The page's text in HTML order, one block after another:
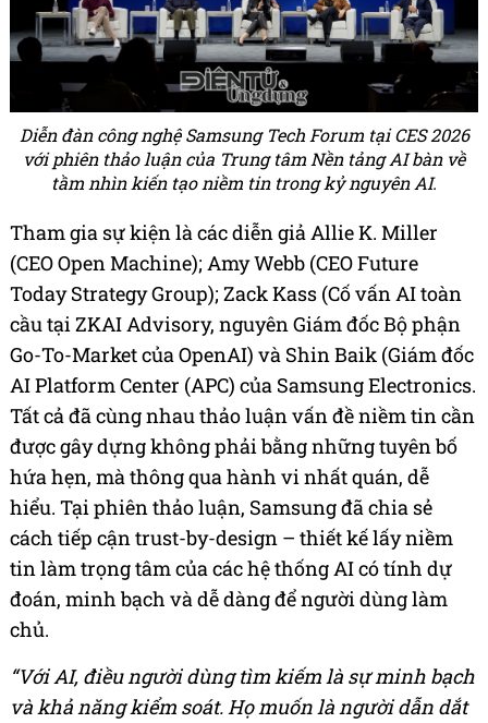
Diễn đàn công nghệ Samsung Tech Forum tại CES 2026
với phiên thảo luận của Trung tâm Nền tảng AI bàn về
tầm nhìn kiến tạo niềm tin trong kỷ nguyên AI.
Tham gia sự kiện là các diễn giả Allie K. Miller
(CEO Open Machine); Amy Webb (CEO Future
Today Strategy Group); Zack Kass (Cố vấn AI toàn
cầu tại ZKAI Advisory, nguyên Giám đốc Bộ phận
Go-To-Market của OpenAI) và Shin Baik (Giám đốc
AI Platform Center (APC) của Samsung Electronics.
Tất cả đã cùng nhau thảo luận vấn đề niềm tin cần
được gây dựng không phải bằng những tuyên bố
hứa hẹn, mà thông qua hành vi nhất quán, dễ
hiểu. Tại phiên thảo luận, Samsung đã chia sẻ
cách tiếp cận trust-by-design – thiết kế lấy niềm
tin làm trọng tâm của các hệ thống AI có tính dự
đoán, minh bạch và dễ dàng để người dùng làm
chủ.
“Với AI, điều người dùng tìm kiếm là sự minh bạch
và khả năng kiểm soát. Họ muốn là người dẫn dắt